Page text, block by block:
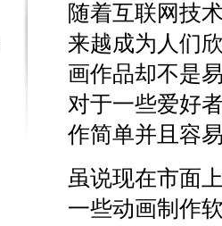
随着互联网技
来越成为人们
画作品却不是
对于一些爱好
作简单并且容
虽说现在市面
一些动画制作